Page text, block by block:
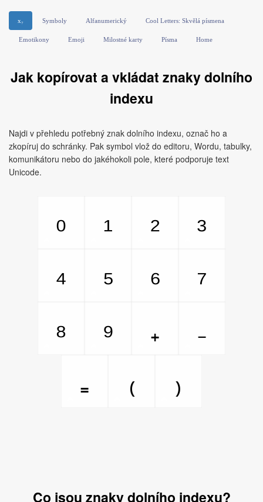
x₇ Symboly Alfanumerický Cool Letters: Skvělá písmena
Emotikony Emoji Milostné karty Písma Home
Jak kopírovat a vkládat znaky dolního
indexu
Najdi v přehledu potřebný znak dolního indexu, označ ho a
zkopíruj do schránky. Pak symbol vlož do editoru, Wordu, tabulky,
komunikátoru nebo do jakéhokoli pole, které podporuje text
Unicode.
₀ ₁ ₂
₃
₄
₅ ₆
₇
₈
₉ ₊
₋
₌
₍ ₎
Co jsou znaky dolního indexu?